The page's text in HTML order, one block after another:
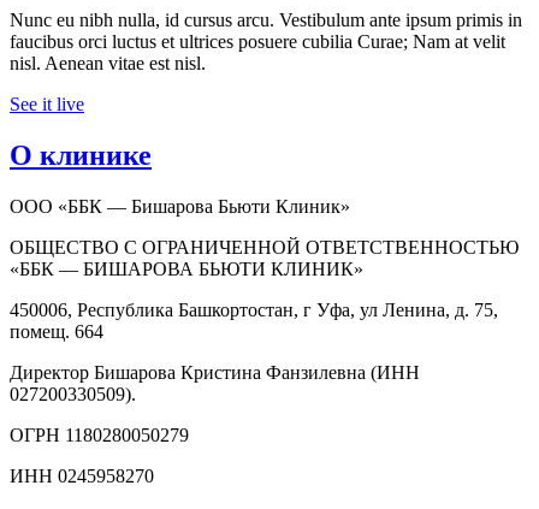
Nunc eu nibh nulla, id cursus arcu. Vestibulum ante ipsum primis in
faucibus orci luctus et ultrices posuere cubilia Curae; Nam at velit
nisl. Aenean vitae est nisl.
See it live
О клинике
ООО «ББК — Бишарова Бьюти Клиник»
ОБЩЕСТВО С ОГРАНИЧЕННОЙ ОТВЕТСТВЕННОСТЬЮ
«ББК — БИШАРОВА БЬЮТИ КЛИНИК»
450006, Республика Башкортостан, г Уфа, ул Ленина, д. 75,
помещ. 664
Директор Бишарова Кристина Фанзилевна (ИНН
027200330509).
ОГРН 1180280050279
ИНН 0245958270